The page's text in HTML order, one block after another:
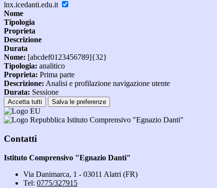
lnx.icedanti.edu.it
Nome
Tipologia
Proprieta
Descrizione
Durata
Nome: [abcdef0123456789]{32}
Tipologia: analitico
Proprieta: Prima parte
Descrizione: Analisi e profilazione navigazione utente
Durata: Sessione
Accetta tutti Salva le preferenze
Istituto Comprensivo "Egnazio Danti"
Contatti
Istituto Comprensivo "Egnazio Danti"
Via Danimarca, 1 - 03011 Alatri (FR)
Tel: 0775/327915